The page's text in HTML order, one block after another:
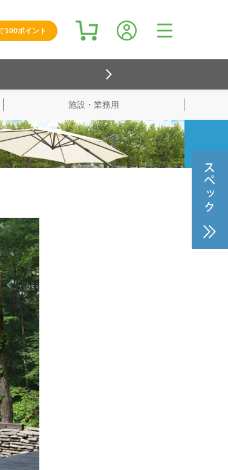
100ポイント
検索
施設・業務用